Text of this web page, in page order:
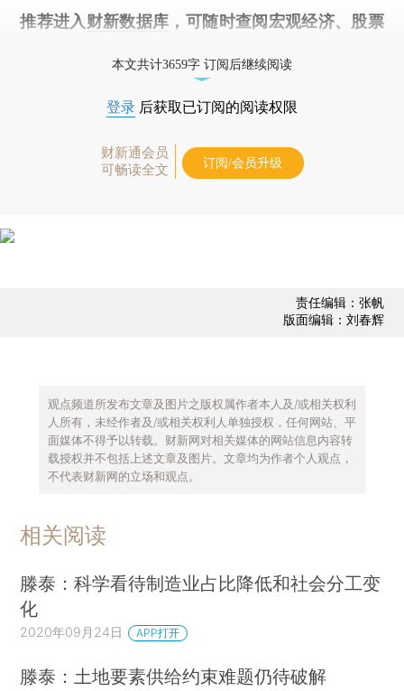
推荐进入 财新数据库 ，可随时查阅宏观经济、股票
本文共计3659字 订阅后继续阅读
登录 后获取已订阅的阅读权限
财新通会员
可畅读全文
订阅/会员升级
责任编辑：张帆
版面编辑：刘春辉
观点频道所发布文章及图片之版权属作者本人及/或相关权利
人所有，未经作者及/或相关权利人单独授权，任何网站、平
面媒体不得予以转载。财新网对相关媒体的网站信息内容转
载授权并不包括上述文章及图片。文章均为作者个人观点，
不代表财新网的立场和观点。
相关阅读
滕泰：科学看待制造业占比降低和社会分工变
化
2020年09月24日 APP打开
滕泰：土地要素供给约束难题仍待破解